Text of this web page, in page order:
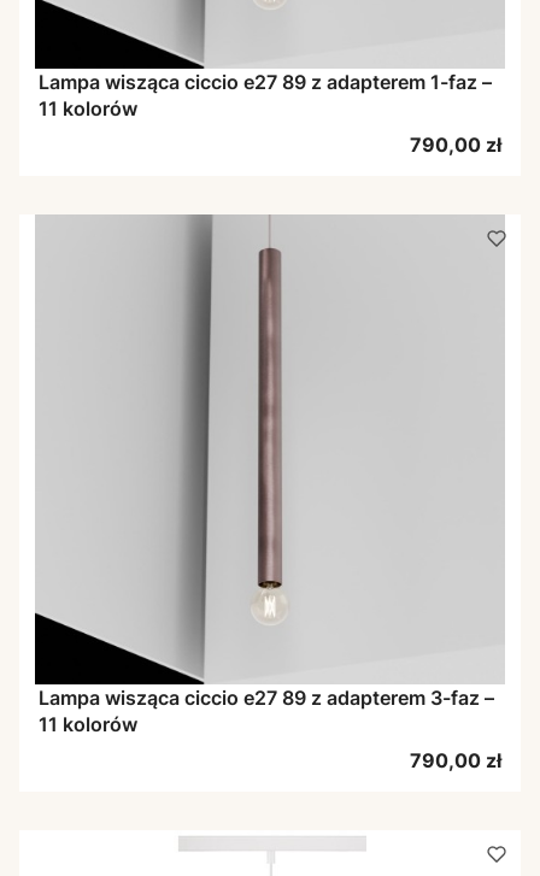
Lampa wisząca ciccio e27 89 z adapterem 1-faz –
11 kolorów
Cena
790,00 zł
Lampa wisząca ciccio e27 89 z adapterem 3-faz –
11 kolorów
Cena
790,00 zł